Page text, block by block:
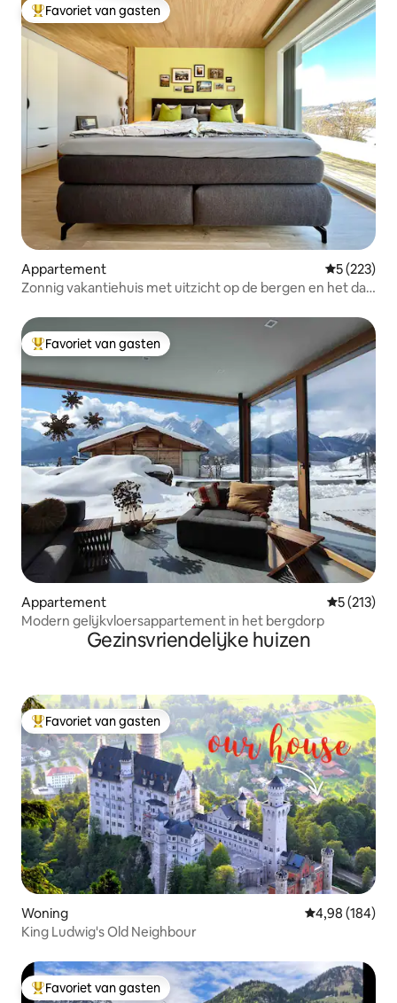
Topfavoriet van gasten
Favoriet van gasten
Appartement
5 (223)
Zonnig vakantiehuis met uitzicht op de bergen en het dal
Topfavoriet van gasten
Favoriet van gasten
Appartement
5 (213)
Modern gelijkvloersappartement in het bergdorp
Gezinsvriendelijke huizen
Topfavoriet van gasten
Favoriet van gasten
Woning Gemiddelde
4,98 (184)
King Ludwig's Old Neighbour
Topfavoriet van gasten
Favoriet van gasten